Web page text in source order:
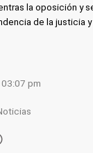
la oposición y
de la justicia
pm